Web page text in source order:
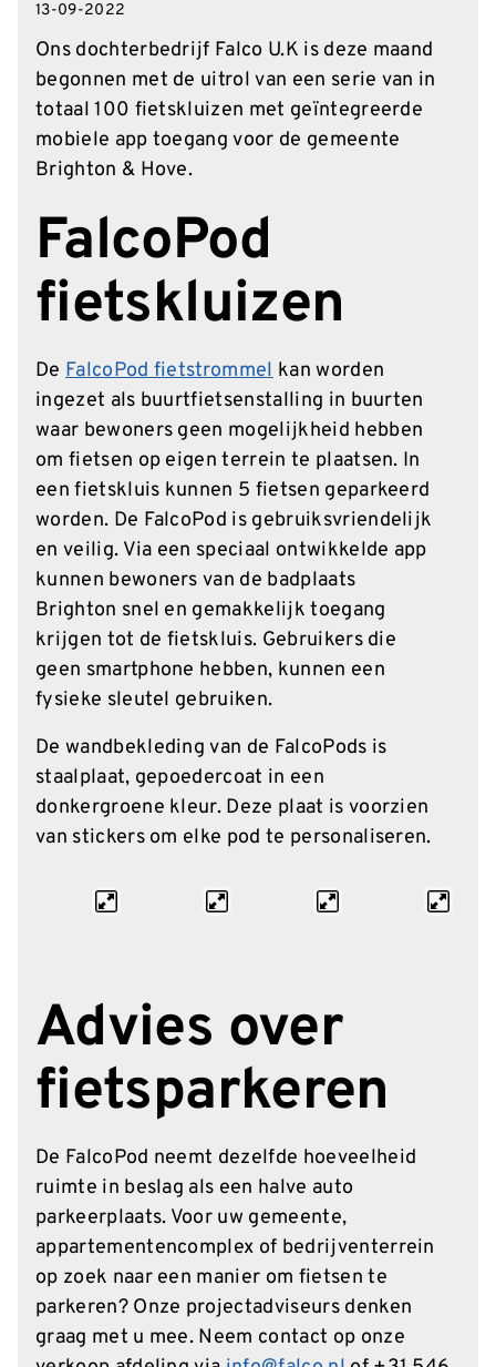
13-09-2022
Ons dochterbedrijf Falco U.K is deze maand
begonnen met de uitrol van een serie van in
totaal 100 fietskluizen met geïntegreerde
mobiele app toegang voor de gemeente
Brighton & Hove.
FalcoPod
fietskluizen
De FalcoPod fietstrommelkan worden
ingezet als buurtfietsenstalling in buurten
waar bewoners geen mogelijkheid hebben
om fietsen op eigen terrein te plaatsen. In
een fietskluis kunnen 5 fietsen geparkeerd
worden. De FalcoPod is gebruiksvriendelijk
en veilig. Via een speciaal ontwikkelde app
kunnen bewoners van de badplaats
Brighton snel en gemakkelijk toegang
krijgen tot de fietskluis. Gebruikers die
geen smartphone hebben, kunnen een
fysieke sleutel gebruiken.
De wandbekleding van de FalcoPods is
staalplaat, gepoedercoat in een
donkergroene kleur. Deze plaat is voorzien
van stickers om elke pod te personaliseren.
Advies over
fietsparkeren
De FalcoPod neemt dezelfde hoeveelheid
ruimte in beslag als een halve auto
parkeerplaats. Voor uw gemeente,
appartementencomplex of bedrijventerrein
op zoek naar een manier om fietsen te
parkeren? Onze projectadviseurs denken
graag met u mee. Neem contact op onze